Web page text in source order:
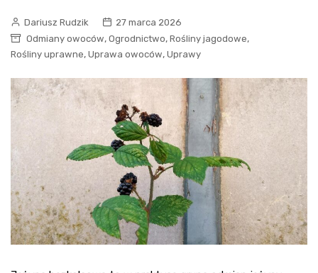
Dariusz Rudzik
27 marca 2026
Odmiany owoców, Ogrodnictwo, Rośliny jagodowe,
Rośliny uprawne, Uprawa owoców, Uprawy